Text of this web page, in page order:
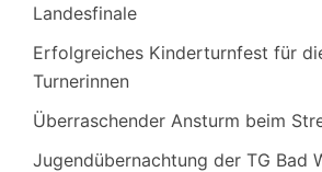
Landesfinale
Erfolgreiches Kinderturnfest für
Turnerinnen
Überraschender Ansturm beim
Jugendübernachtung der TG Bad